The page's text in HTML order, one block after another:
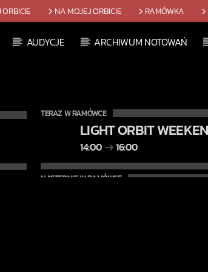
NA MOJEJ ORBICIE RAMÓWKA
AUDYCJE ARCHIWUM NOTOWAŃ
TERAZ W RAMÓWCE
LIGHT ORBIT
14:00 16:00
NASTĘPNIE W RAMÓWCE